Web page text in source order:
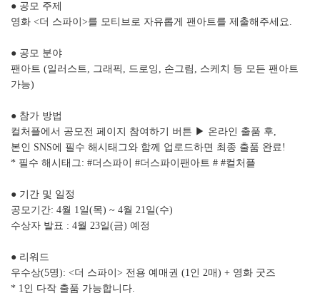
● 공모 주제
영화 <더 스파이>를 모티브로 자유롭게 팬아트를 제출해주세요.
● 공모 분야
팬아트 (일러스트, 그래픽, 드로잉, 손그림, 스케치 등 모든 팬아트
가능)
● 참가 방법
컬처플에서 공모전 페이지 참여하기 버튼 ▶ 온라인 출품 후,
본인 SNS에 필수 해시태그와 함께 업로드하면 최종 출품 완료!
* 필수 해시태그: #더스파이 #더스파이팬아트 # #컬처플
● 기간 및 일정
공모기간: 4월 1일(목) ~ 4월 21일(수)
수상자 발표 : 4월 23일(금) 예정
● 리워드
우수상(5명): <더 스파이> 전용 예매권 (1인 2매) + 영화 굿즈
* 1인 다작 출품 가능합니다.